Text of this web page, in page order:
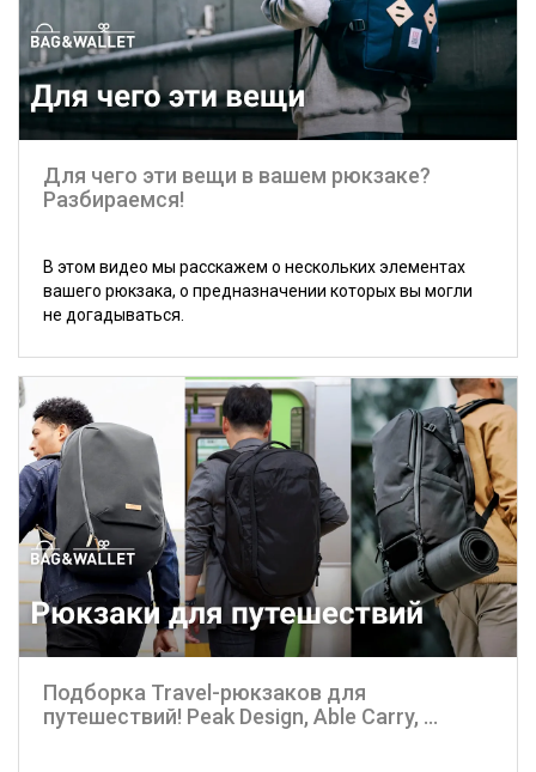
Для чего эти вещи в вашем рюкзаке?
Разбираемся!
В этом видео мы расскажем о нескольких элементах
вашего рюкзака, о предназначении которых вы могли
не догадываться.
Подборка Travel-рюкзаков для
путешествий! Peak Design, Able Carry, ...